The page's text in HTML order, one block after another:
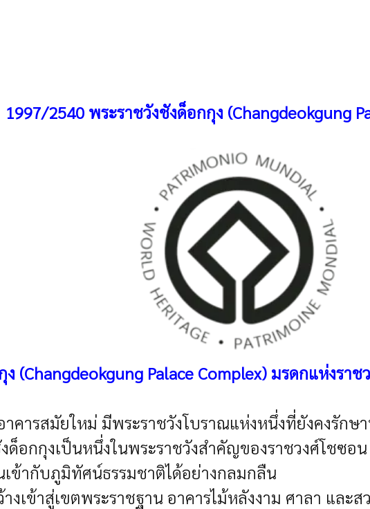
1997/2540 พระราชวังชังด็อกกุง (Changdeokgung
(Changdeokgung Palace Complex) มรดกแห่งราช
คารสมัยใหม่ มีพระราชวังโบราณแห่งหนึ่งที่ยังคงรักษ
ด็อกกุงเป็นหนึ่งในพระราชวังสำคัญของราชวงศ์โชซอ
ข้ากับภูมิทัศน์ธรรมชาติได้อย่างกลมกลืน
งเข้าสู่เขตพระราชฐาน อาคารไม้หลังงาม ศาลา แล